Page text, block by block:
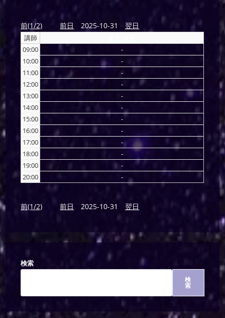
前(1/2) 前日 2025-10-31 翌日
講師
09:00
-
10:00
-
11:00
-
12:00
-
13:00
-
14:00
-
15:00
-
16:00
-
17:00
-
18:00
-
19:00
-
20:00
-
前(1/2) 前日 2025-10-31 翌日
検索
検
索